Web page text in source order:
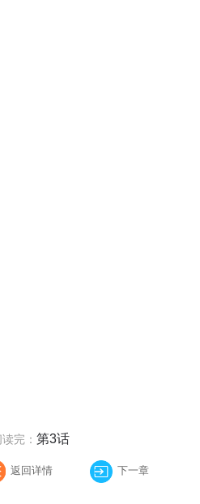
完： 第3话
返回详情 下一章